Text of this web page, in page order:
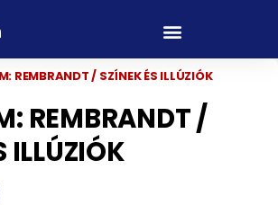
REMBRANDT / SZÍNEK ÉS ILLÚZIÓK
REMBRANDT /
ILLÚZIÓK